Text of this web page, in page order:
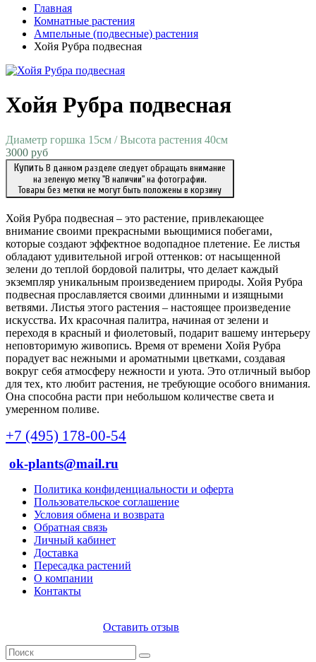
Главная
Комнатные растения
Ампельные (подвесные) растения
Хойя Рубра подвесная
Хойя Рубра подвесная
Диаметр горшка 15см / Высота растения 40см
3000 руб
Купить В данном разделе следует обращать внимание
на зеленую метку "В наличии" на фотографии.
Товары без метки не могут быть положены в корзину
Хойя Рубра подвесная – это растение, привлекающее
внимание своими прекрасными вьющимися побегами,
которые создают эффектное водопадное плетение. Ее листья
обладают удивительной игрой оттенков: от насыщенной
зелени до теплой бордовой палитры, что делает каждый
экземпляр уникальным произведением природы. Хойя Рубра
подвесная прославляется своими длинными и изящными
ветвями. Листья этого растения – настоящее произведение
искусства. Их красочная палитра, начиная от зелени и
переходя в красный и фиолетовый, подарит вашему интерьеру
неповторимую живопись. Время от времени Хойя Рубра
порадует вас нежными и ароматными цветками, создавая
вокруг себя атмосферу нежности и уюта. Это отличный выбор
для тех, кто любит растения, не требующие особого внимания.
Она способна расти при небольшом количестве света и
умеренном поливе.
+7 (495) 178-00-54
ok-plants@mail.ru
Политика конфиденциальности и оферта
Пользовательское соглашение
Условия обмена и возврата
Обратная связь
Личный кабинет
Доставка
Пересадка растений
О компании
Контакты
Оставить отзыв